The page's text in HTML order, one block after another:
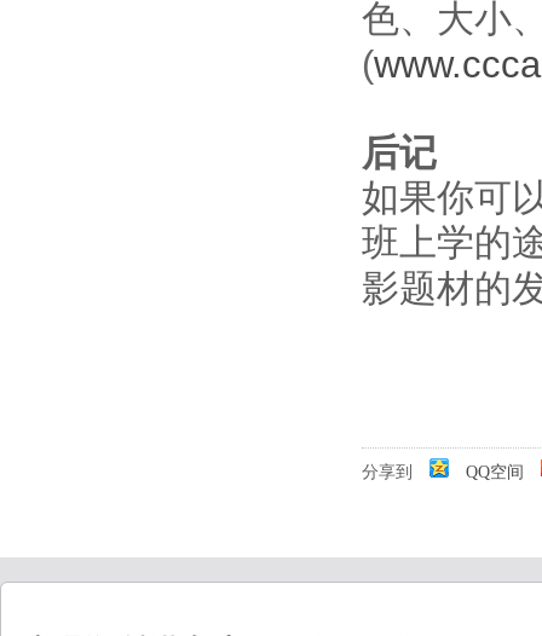
色、大小
(
后记
如果你可
班上学的
影题材的
分享到 QQ空间